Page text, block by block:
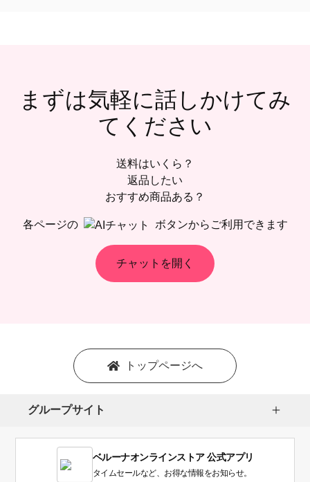
まずは気軽に話しかけてみ
てください
送料はいくら？
返品したい
おすすめ商品ある？
各ページの ボタンからご利用できます
チャットを開く
トップページへ
グループサイト
ベルーナオンラインストア 公式アプリ
タイムセールなど、お得な情報をお知らせ。